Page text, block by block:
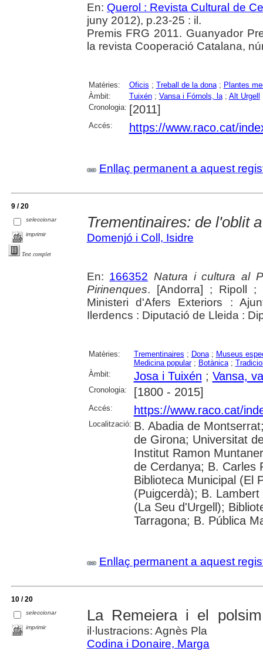
En: Querol : Revista Cultural de
juny 2012), p.23-25 : il.
Premis FRG 2011. Guanyador
la revista Cooperació Catalana,
Matèries: Oficis ; Treball de la dona; Plantes
Àmbit:
Tuixén; Vansa i Fórnols, la; Alt Urgell
Cronologia: [2011]
Accés: https://www.raco.cat/
Enllaç permanent a aquest
9 / 20
seleccionar
imprimir
Text complet
Trementinaires: de l'oblit
Domenjó i Coll, Isidre
En: 166352 Natura i cultura al
Pirinenques. [Andorra] ; Ripoll ;
Ministeri d'Afers Exteriors :
Ilerdencs : Diputació de Lleida :
Matèries: Trementinaires ; Dona; Museus
Medicina popular; Botànica;
Àmbit:
Josa i Tuixén ; Vansa,
Cronologia: [1800 - 2015]
Accés: https://www.raco.cat/
Localització: B. Abadia de
de Girona; Universitat
Institut Ramon
de Cerdanya; B. Carles
Biblioteca Municipal (El
(Puigcerdà); B.
(La Seu d'Urgell);
Tarragona; B. Pública
Enllaç permanent a aquest
10 / 20
seleccionar
imprimir
La Remeiera i el
il·lustracions: Agnès Pla
Codina i Donaire, Marga